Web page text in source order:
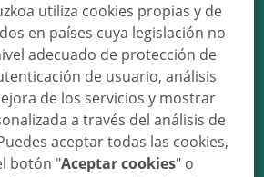
3.01Kg 49cm
utiliza cookies propias y de
en países cuya legislación no
adecuado de protección de
de usuario, análisis
de los servicios y mostrar
a través del análisis de
aceptar todas las cookies,
botón "Aceptar cookies" o